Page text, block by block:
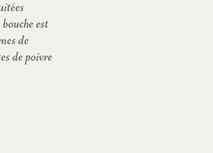
est
de
de poivre